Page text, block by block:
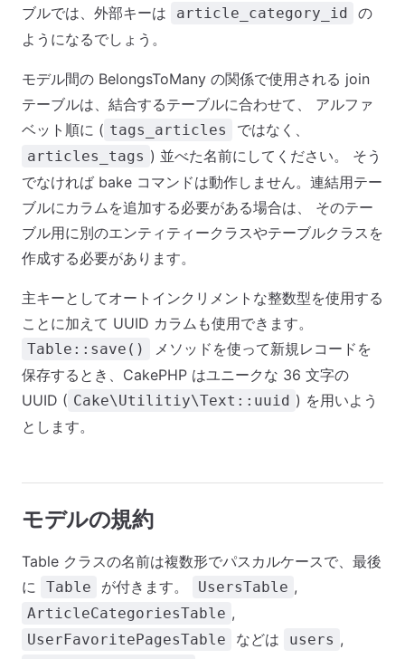
ブルでは、外部キーは article_category_id
の
ようになるでしょう。
モデル間の BelongsToMany の関係で使用される join
テーブルは、結合するテーブルに合わせて、 アルファ
ベット順に ( tags_articles ではなく、
articles_tags ) 並べた名前にしてください。 そう
でなければ bake コマンドは動作しません。連結用テー
ブルにカラムを追加する必要がある場合は、 そのテー
ブル用に別のエンティティークラスやテーブルクラスを
作成する必要があります。
主キーとしてオートインクリメントな整数型を使用する
ことに加えて UUID カラムも使用できます。
Table::save()
メソッドを使って新規レコードを
保存するとき、CakePHP はユニークな 36 文字の
UUID ( Cake\Utilitiy\Text::uuid ) を用いよう
とします。
モデルの規約
Table クラスの名前は複数形でパスカルケースで、最後
に
Table が付きます。 UsersTable ,
ArticleCategoriesTable ,
UserFavoritePagesTable などは users ,